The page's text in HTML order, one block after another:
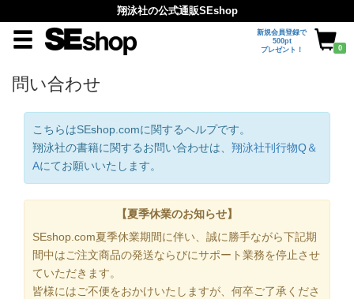
翔泳社の公式通販SEshop
新規会員登録で
500pt
プレゼント！
0
問い合わせ
こちらはSEshop.comに関するヘルプです。
翔泳社の書籍に関するお問い合わせは、 翔泳社刊行物Q＆
Aにてお願いいたします。
【夏季休業のお知らせ】
SEshop.com夏季休業期間に伴い、誠に勝手ながら下記期
間中はご注文商品の発送ならびにサポート業務を停止させ
ていただきます。
皆様にはご不便をおかけいたしますが、何卒ご了承くださ